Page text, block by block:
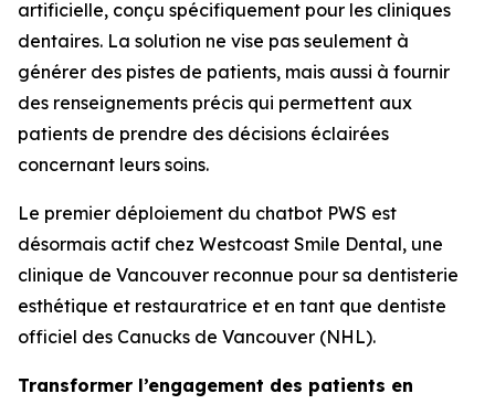
artificielle, conçu spécifiquement pour les cliniques
dentaires. La solution ne vise pas seulement à
générer des pistes de patients, mais aussi à fournir
des renseignements précis qui permettent aux
patients de prendre des décisions éclairées
concernant leurs soins.
Le premier déploiement du chatbot PWS est
désormais actif chez Westcoast Smile Dental, une
clinique de Vancouver reconnue pour sa dentisterie
esthétique et restauratrice et en tant que dentiste
officiel des Canucks de Vancouver (NHL).
Transformer l’engagement des patients en